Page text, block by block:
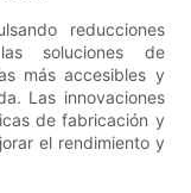
reducciones
soluciones de
más accesibles y
Las innovaciones
de fabricación y
el rendimiento y